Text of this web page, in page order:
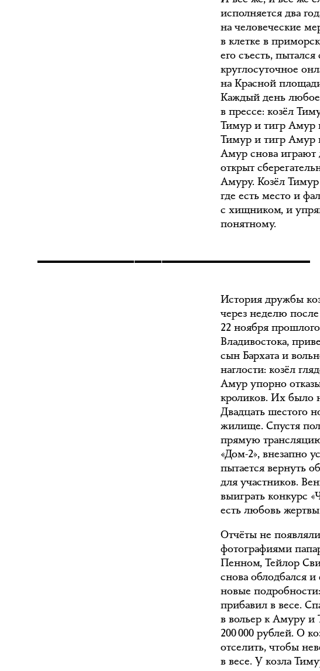
исполняется два
на человеческие
в клетке в
его съесть,
круглосуточное
на Красной
Каждый день любое
в прессе: козёл
Тимур и тигр Амур
Тимур и тигр Амур
Амур снова играют
открыт
Амуру. Козёл
где есть место и
с хищником, и
понятному.
История дружбы
через неделю
22 ноября
Владивостока,
сын Бархата и
наглости: козёл
Амур упорно
кроликов. Их было
Двадцать шестого
жилище. Спустя
прямую
«Дом-2», внезапно
пытается вернуть
для участников.
выиграть конкурс
есть любовь
Отчёты не
фотографиями
Пенном, Тейлор
снова облодбался
новые
прибавил в весе.
в вольер к Амуру
200 000 рублей. О
отселить, чтобы
в весе. У козла